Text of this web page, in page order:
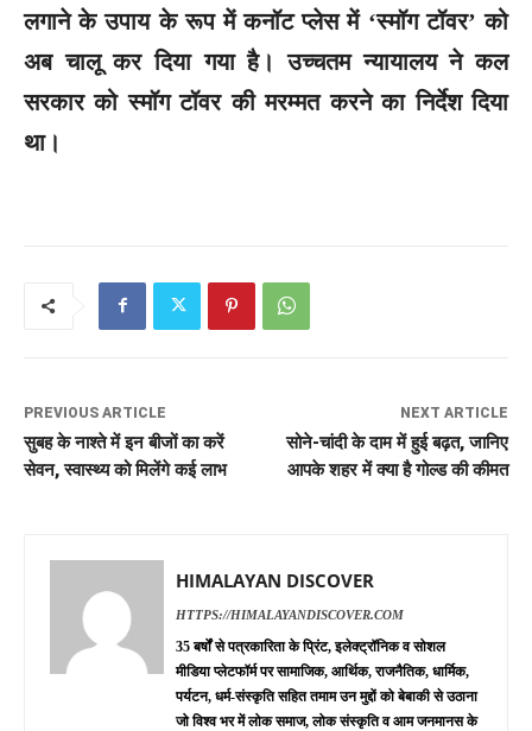
लगाने के उपाय के रूप में कनॉट प्लेस में ‘स्मॉग टॉवर’ को
अब चालू कर दिया गया है। उच्चतम न्यायालय ने कल
सरकार को स्मॉग टॉवर की मरम्मत करने का निर्देश दिया
था।
PREVIOUS ARTICLE
सुबह के नाश्ते में इन बीजों का करें
सेवन, स्वास्थ्य को मिलेंगे कई लाभ
NEXT ARTICLE
सोने-चांदी के दाम में हुई बढ़त, जानिए
आपके शहर में क्या है गोल्ड की कीमत
HIMALAYAN DISCOVER
HTTPS://HIMALAYANDISCOVER.COM
35 बर्षों से पत्रकारिता के प्रिंट, इलेक्ट्रॉनिक व सोशल
मीडिया प्लेटफॉर्म पर सामाजिक, आर्थिक, राजनैतिक, धार्मिक,
पर्यटन, धर्म-संस्कृति सहित तमाम उन मुद्दों को बेबाकी से उठाना
जो विश्व भर में लोक समाज, लोक संस्कृति व आम जनमानस के